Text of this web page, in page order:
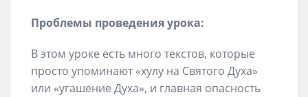
Проблемы проведения урока:
В этом уроке есть много текстов, которые
просто упоминают «хулу на Святого Духа»
или «угашение Духа», и главная опасность